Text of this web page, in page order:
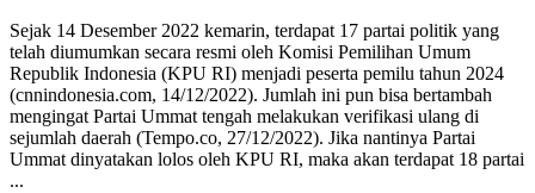
Sejak 14 Desember 2022 kemarin, terdapat 17 partai politik yang
telah diumumkan secara resmi oleh Komisi Pemilihan Umum
Republik Indonesia (KPU RI) menjadi peserta pemilu tahun 2024
(cnnindonesia.com, 14/12/2022). Jumlah ini pun bisa bertambah
mengingat Partai Ummat tengah melakukan verifikasi ulang di
sejumlah daerah (Tempo.co, 27/12/2022). Jika nantinya Partai
Ummat dinyatakan lolos oleh KPU RI, maka akan terdapat 18 partai
...